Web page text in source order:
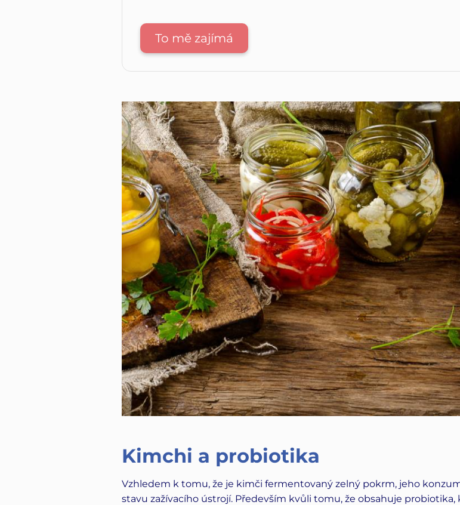
To mě zajímá
Kimchi a probiotika
Vzhledem k tomu, že je kimči fermentovaný zelný pokrm, jeho
stavu zažívacího ústrojí. Především kvůli tomu, že obsahuje probiotika,